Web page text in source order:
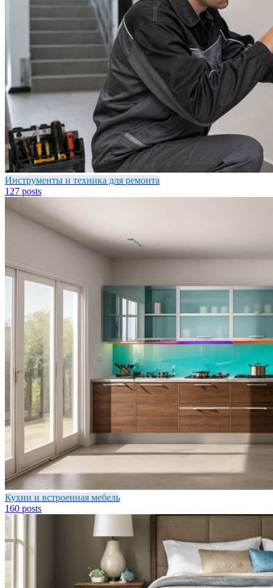
Инструменты и техника для ремонта
127 posts
Кухни и встроенная мебель
160 posts